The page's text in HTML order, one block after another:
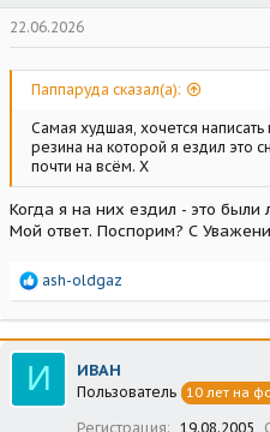
22.06.2026
Паппаруда сказал(а):
Самая худшая, хочется
резина на которой я ездил это
почти на всëм. Х
Когда я на них ездил - это
Мой ответ. Поспорим? С
Р
а
к
ц
и
и
ash-oldgaz
И ИВАН
Пользователь 10 лет на
Регистрация 19.08.2005